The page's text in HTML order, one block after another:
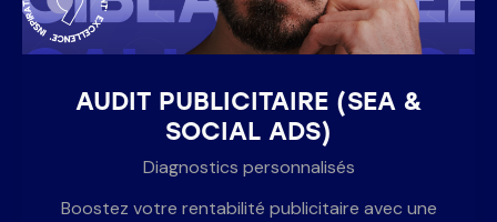
AUDIT PUBLICITAIRE (SEA &
SOCIAL ADS)
Diagnostics personnalisés
Boostez votre rentabilité publicitaire avec une